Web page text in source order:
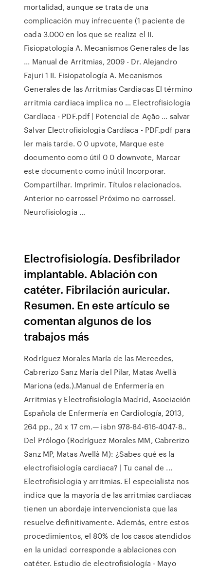
mortalidad, aunque se trata de una
complicación muy infrecuente (1 paciente de
cada 3.000 en los que se realiza el II.
Fisiopatología A. Mecanismos Generales de las
... Manual de Arritmias, 2009 - Dr. Alejandro
Fajuri 1 II. Fisiopatología A. Mecanismos
Generales de las Arritmias Cardiacas El término
arritmia cardiaca implica no … Electrofisiologia
Cardíaca - PDF.pdf | Potencial de Ação ... salvar
Salvar Electrofisiologia Cardíaca - PDF.pdf para
ler mais tarde. 0 0 upvote, Marque este
documento como útil 0 0 downvote, Marcar
este documento como inútil Incorporar.
Compartilhar. Imprimir. Títulos relacionados.
Anterior no carrossel Próximo no carrossel.
Neurofisiologia …
Electrofisiología. Desfibrilador
implantable. Ablación con
catéter. Fibrilación auricular.
Resumen. En este artículo se
comentan algunos de los
trabajos más
Rodríguez Morales María de las Mercedes,
Cabrerizo Sanz María del Pilar, Matas Avellà
Mariona (eds.).Manual de Enfermería en
Arritmias y Electrofisiología Madrid, Asociación
Española de Enfermería en Cardiología, 2013,
264 pp., 24 x 17 cm.— isbn 978-84-616-4047-8..
Del Prólogo (Rodríguez Morales MM, Cabrerizo
Sanz MP, Matas Avellà M): ¿Sabes qué es la
electrofisiología cardiaca? | Tu canal de ...
Electrofisiologia y arritmias. El especialista nos
indica que la mayoría de las arritmias cardiacas
tienen un abordaje intervencionista que las
resuelve definitivamente. Además, entre estos
procedimientos, el 80% de los casos atendidos
en la unidad corresponde a ablaciones con
catéter. Estudio de electrofisiología - Mayo